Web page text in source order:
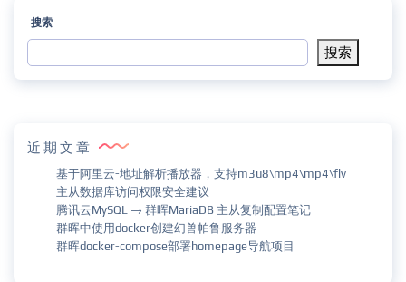
搜索
搜索
近期文章
基于阿里云-地址解析播放器，支持m3u8\mp4\mp4\flv
主从数据库访问权限安全建议
腾讯云MySQL → 群晖MariaDB 主从复制配置笔记
群晖中使用docker创建幻兽帕鲁服务器
群晖docker-compose部署homepage导航项目